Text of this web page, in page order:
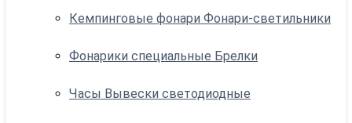
Кемпинговые фонари Фонари-светильники
Фонарики специальные Брелки
Часы Вывески светодиодные